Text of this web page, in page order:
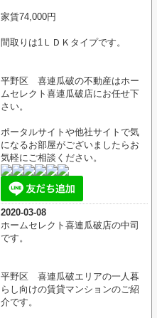
家賃74,000円
間取りは1ＬＤＫタイプです。
平野区 喜連瓜破の不動産はホー
ムセレクト喜連瓜破店にお任せ下
さい。
ポータルサイトや他社サイトで気
になるお部屋がございましたらお
気軽にご相談ください。
2020-03-08
ホームセレクト喜連瓜破店の中司
です。
平野区 喜連瓜破エリアの一人暮
らし向けの賃貸マンションのご紹
介です。